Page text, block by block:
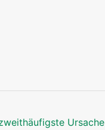
Ursache